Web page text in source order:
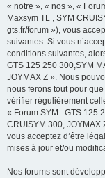
« notre », « nos », «
Maxsym TL , SYM
gts.fr/forum »), vous
suivantes. Si vous
conditions suivantes,
GTS 125 250 300,SYM
JOYMAX Z ». Nous
nous ferons tout pour
vérifier régulièrement
« Forum SYM : GTS 125
CRUISYM 300, JOYMAX
vous acceptez d’être
mises à jour et/ou
Nos forums sont